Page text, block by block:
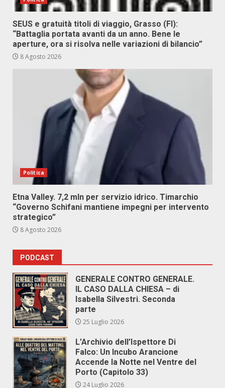
SEUS e gratuità titoli di viaggio, Grasso (FI):
“Battaglia portata avanti da un anno. Bene le
aperture, ora si risolva nelle variazioni di bilancio”
8 Agosto 2026
Politica
Etna Valley. 7,2 mln per servizio idrico. Timarchio
“Governo Schifani mantiene impegni per intervento
strategico”
8 Agosto 2026
PODCAST
GENERALE CONTRO GENERALE.
IL CASO DALLA CHIESA – di
Isabella Silvestri. Seconda
parte
25 Luglio 2026
L’Archivio dell’Ispettore Di
Falco: Un Incubo Arancione
Accende la Notte nel Ventre del
Porto (Capitolo 33)
24 Luglio 2026